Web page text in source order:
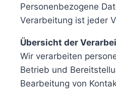
Personenbezogene
Verarbeitung ist jeder
Übersicht der
Wir verarbeiten
Betrieb und
Bearbeitung von